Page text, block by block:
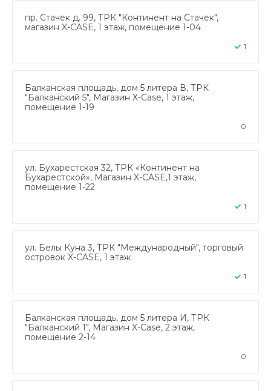
пр. Стачек д. 99, ТРК "Континент на Стачек",
магазин X-CASE, 1 этаж, помещение 1-04
1
Балканская площадь, дом 5 литера В, ТРК
"Балканский 5", Магазин X-Case, 1 этаж,
помещение 1-19
0
ул. Бухарестская 32, ТРК «Континент на
Бухарестской», Магазин X-CASE,1 этаж,
помещение 1-22
1
ул. Белы Куна 3, ТРК "Международный", торговый
островок X-CASE, 1 этаж
1
Балканская площадь, дом 5 литера И, ТРК
"Балканский 1", Магазин X-Case, 2 этаж,
помещение 2-14
0